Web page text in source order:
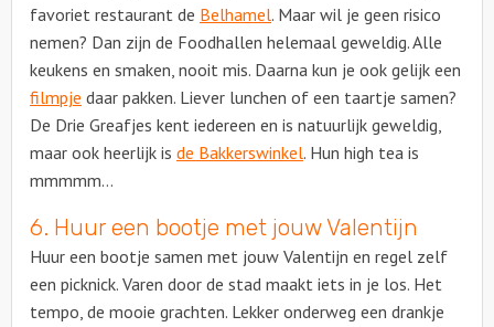
favoriet restaurant de Belhamel. Maar wil je geen risico
nemen? Dan zijn de Foodhallen helemaal geweldig. Alle
keukens en smaken, nooit mis. Daarna kun je ook gelijk een
filmpje daar pakken. Liever lunchen of een taartje samen?
De Drie Greafjes kent iedereen en is natuurlijk geweldig,
maar ook heerlijk is de Bakkerswinkel. Hun high tea is
mmmmm…
6. Huur een bootje met jouw Valentijn
Huur een bootje samen met jouw Valentijn en regel zelf
een picknick. Varen door de stad maakt iets in je los. Het
tempo, de mooie grachten. Lekker onderweg een drankje